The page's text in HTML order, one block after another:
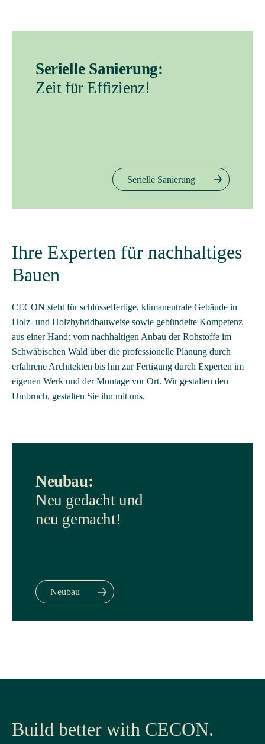
Serielle Sanierung:
Zeit für Effizienz!
Serielle Sanierung
Ihre Experten für nachhaltiges
Bauen
CECON steht für schlüsselfertige, klimaneutrale Gebäude in
Holz- und Holzhybridbauweise sowie gebündelte Kompetenz
aus einer Hand: vom nachhaltigen Anbau der Rohstoffe im
Schwäbischen Wald über die professionelle Planung durch
erfahrene Architekten bis hin zur Fertigung durch Experten im
eigenen Werk und der Montage vor Ort. Wir gestalten den
Umbruch, gestalten Sie ihn mit uns.
Neubau:
Neu gedacht und
neu gemacht!
Neubau
Build better with CECON.